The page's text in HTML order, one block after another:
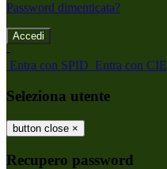
Password dimenticata?
-
Entra con SPID Entra con CIE
Seleziona utente
button close ×
Recupero password